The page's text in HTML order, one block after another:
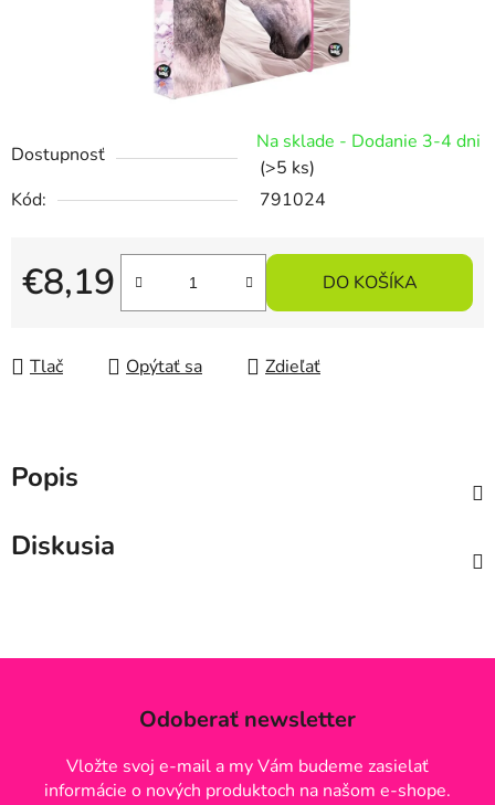
Dostupnosť
Na sklade - Dodanie 3-4 dni
(>5 ks)
Kód:
791024
€8,19
Jednotková cena:
DO KOŠÍKA
Tlač Opýtať sa Zdieľať
Popis
Diskusia
Odoberať newsletter
Vložte svoj e-mail a my Vám budeme zasielať
informácie o nových produktoch na našom e-shope.